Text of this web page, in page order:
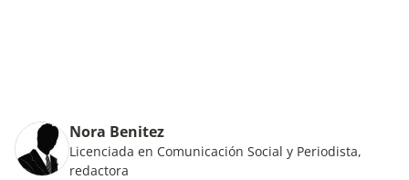
Nora Benitez
Licenciada en Comunicación Social y Periodista,
redactora